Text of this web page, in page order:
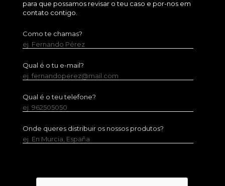
para que possamos revisar o teu caso e por-nos em
contato contigo.
Como te chamas?
ej. Fernando Pérez
Qual é o tu e-mail?
ej. fernandoperez@mail.com
Qual é o teu telefone?
ej. 962505050
Onde queres distribuir os nossos produtos?
ej. En Murcia, España